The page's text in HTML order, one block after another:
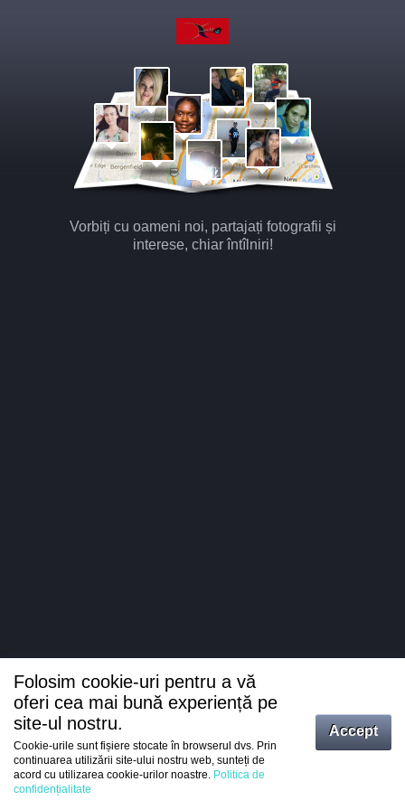
Vorbiți cu oameni noi, partajați fotografii și
interese, chiar întîlniri!
Intrați
Folosim cookie-uri pentru a vă
oferi cea mai bună experiență pe
site-ul nostru.
Cookie-urile sunt fișiere stocate în browserul dvs. Prin
continuarea utilizării site-ului nostru web, sunteți de
acord cu utilizarea cookie-urilor noastre. Politica de
confidențialitate
Accept